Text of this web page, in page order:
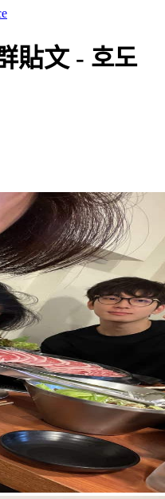
貼文 - 호도